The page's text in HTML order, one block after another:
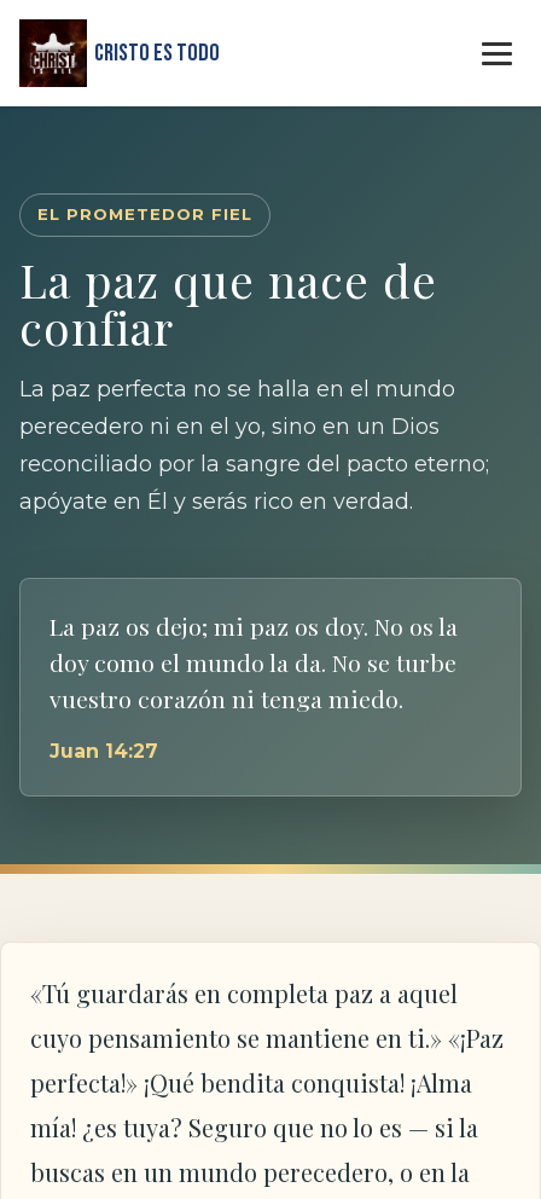
Cristo Es Todo
EL PROMETEDOR FIEL
La paz que nace de
confiar
La paz perfecta no se halla en el mundo
perecedero ni en el yo, sino en un Dios
reconciliado por la sangre del pacto eterno;
apóyate en Él y serás rico en verdad.
La paz os dejo; mi paz os doy. No os la
doy como el mundo la da. No se turbe
vuestro corazón ni tenga miedo.
Juan 14:27
«Tú guardarás en completa paz a aquel
cuyo pensamiento se mantiene en ti.» «¡Paz
perfecta!» ¡Qué bendita conquista! ¡Alma
mía! ¿es tuya? Seguro que no lo es — si la
buscas en un mundo perecedero, o en la